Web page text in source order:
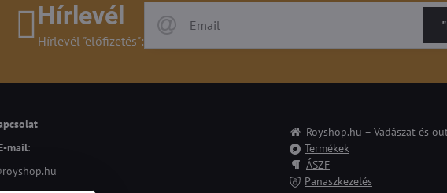
Hírlevél
Hírlevél "előfizetés":
mail:
Royshop.hu – Vadászat és
Termékek
ÁSZF
Panaszkezelés